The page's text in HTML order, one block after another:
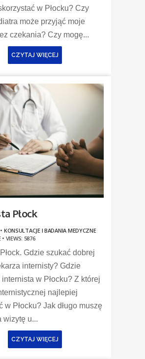
w Płocku? Czy
może przyjąć moje
czekania? Czy mogę...
CZYTAJ WIĘCEJ
Płock
KONSULTACJE I BADANIA MEDYCZNE
• VIEWS: 5876
Gdzie szukać dobrej
internisty? Gdzie
w Płocku? Z której
najlepiej
w Płocku? Jak długo muszę
wizytę u...
CZYTAJ WIĘCEJ